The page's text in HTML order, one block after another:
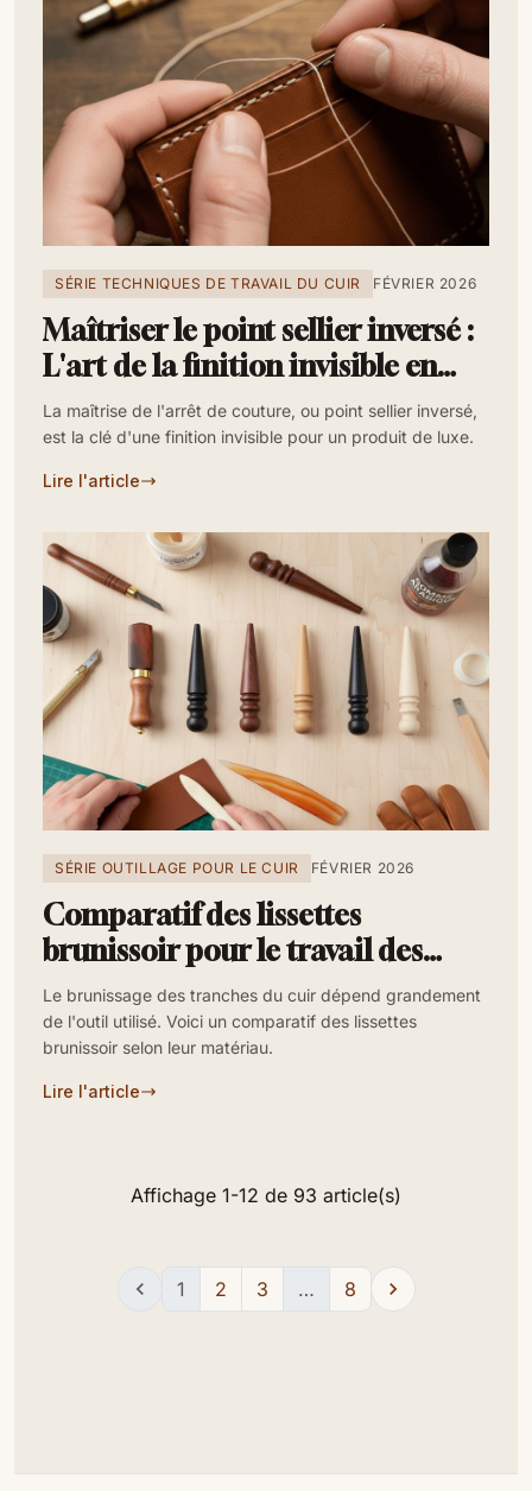
SÉRIE TECHNIQUES DE TRAVAIL DU CUIR FÉVRIER 2026
Maîtriser le point sellier inversé :
L'art de la finition invisible en
maroquinerie
La maîtrise de l'arrêt de couture, ou point sellier inversé,
est la clé d'une finition invisible pour un produit de luxe.
Lire l'article
SÉRIE OUTILLAGE POUR LE CUIR FÉVRIER 2026
Comparatif des lissettes
brunissoir pour le travail des
tranches du cuir
Le brunissage des tranches du cuir dépend grandement
de l'outil utilisé. Voici un comparatif des lissettes
brunissoir selon leur matériau.
Lire l'article
Affichage 1-12 de 93 article(s)
 1 2 3 … 8 